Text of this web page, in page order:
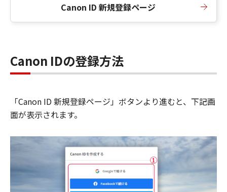
Canon ID 新規登録ページ
Canon IDの登録方法
「Canon ID 新規登録ページ」ボタンより進むと、下記画
面が表示されます。